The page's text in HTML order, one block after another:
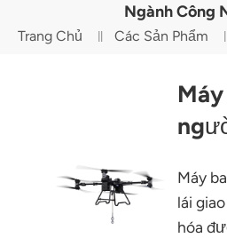
Español
Português(Brasil)
Türkçe
Tiếng Việt
Ngành Công
Trang Chủ Các Sản Phẩm
Máy
lái
hóa